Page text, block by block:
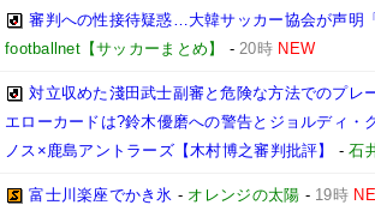
審判への性接待疑惑…大韓サッカー協会が声明
footballnet【サッカーまとめ】
-20時 NEW
対立収めた淺田武士副審と危険な方法でのプレ
エローカードは?鈴木優磨への警告とジョルディ
ノス×鹿島アントラーズ【木村博之審判批評】
-石
富士川楽座でかき氷 - オレンジの太陽 - 19時